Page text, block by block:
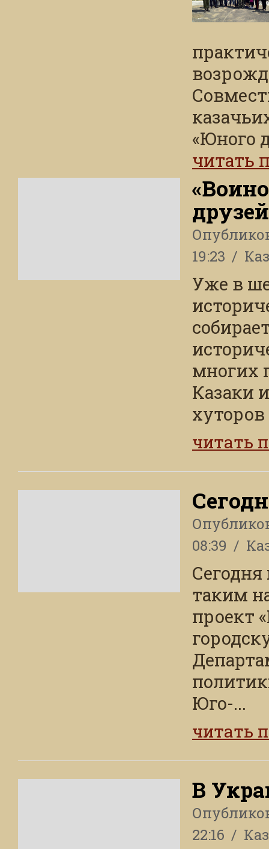
«Юного
читать
друзей
19:23
Уже в
многих
Казаки
читать
08:39
таким
проект
Юго-...
читать
В
22:16